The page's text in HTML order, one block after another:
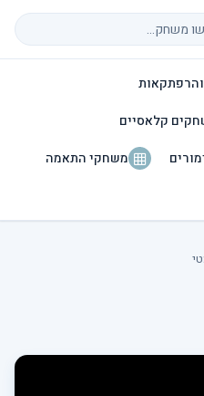
קלאסיים
משחקי התאמה